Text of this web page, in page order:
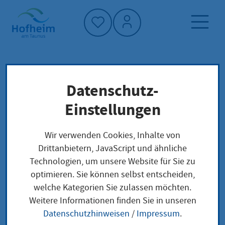
Startseite"
Dienstleistung-Finder
Verwaltungsstruktur
Presse, Öffentlichkeitsarbeit und Tourismus
Presse,
Öffentlichkeitsarbeit
und Tourismus
Datenschutz-
Einstellungen
Wir verwenden Cookies, Inhalte von
Drittanbietern, JavaScript und ähnliche
Technologien, um unsere Website für Sie zu
optimieren. Sie können selbst entscheiden,
welche Kategorien Sie zulassen möchten.
Weitere Informationen finden Sie in unseren
Datenschutzhinweisen / Impressum.